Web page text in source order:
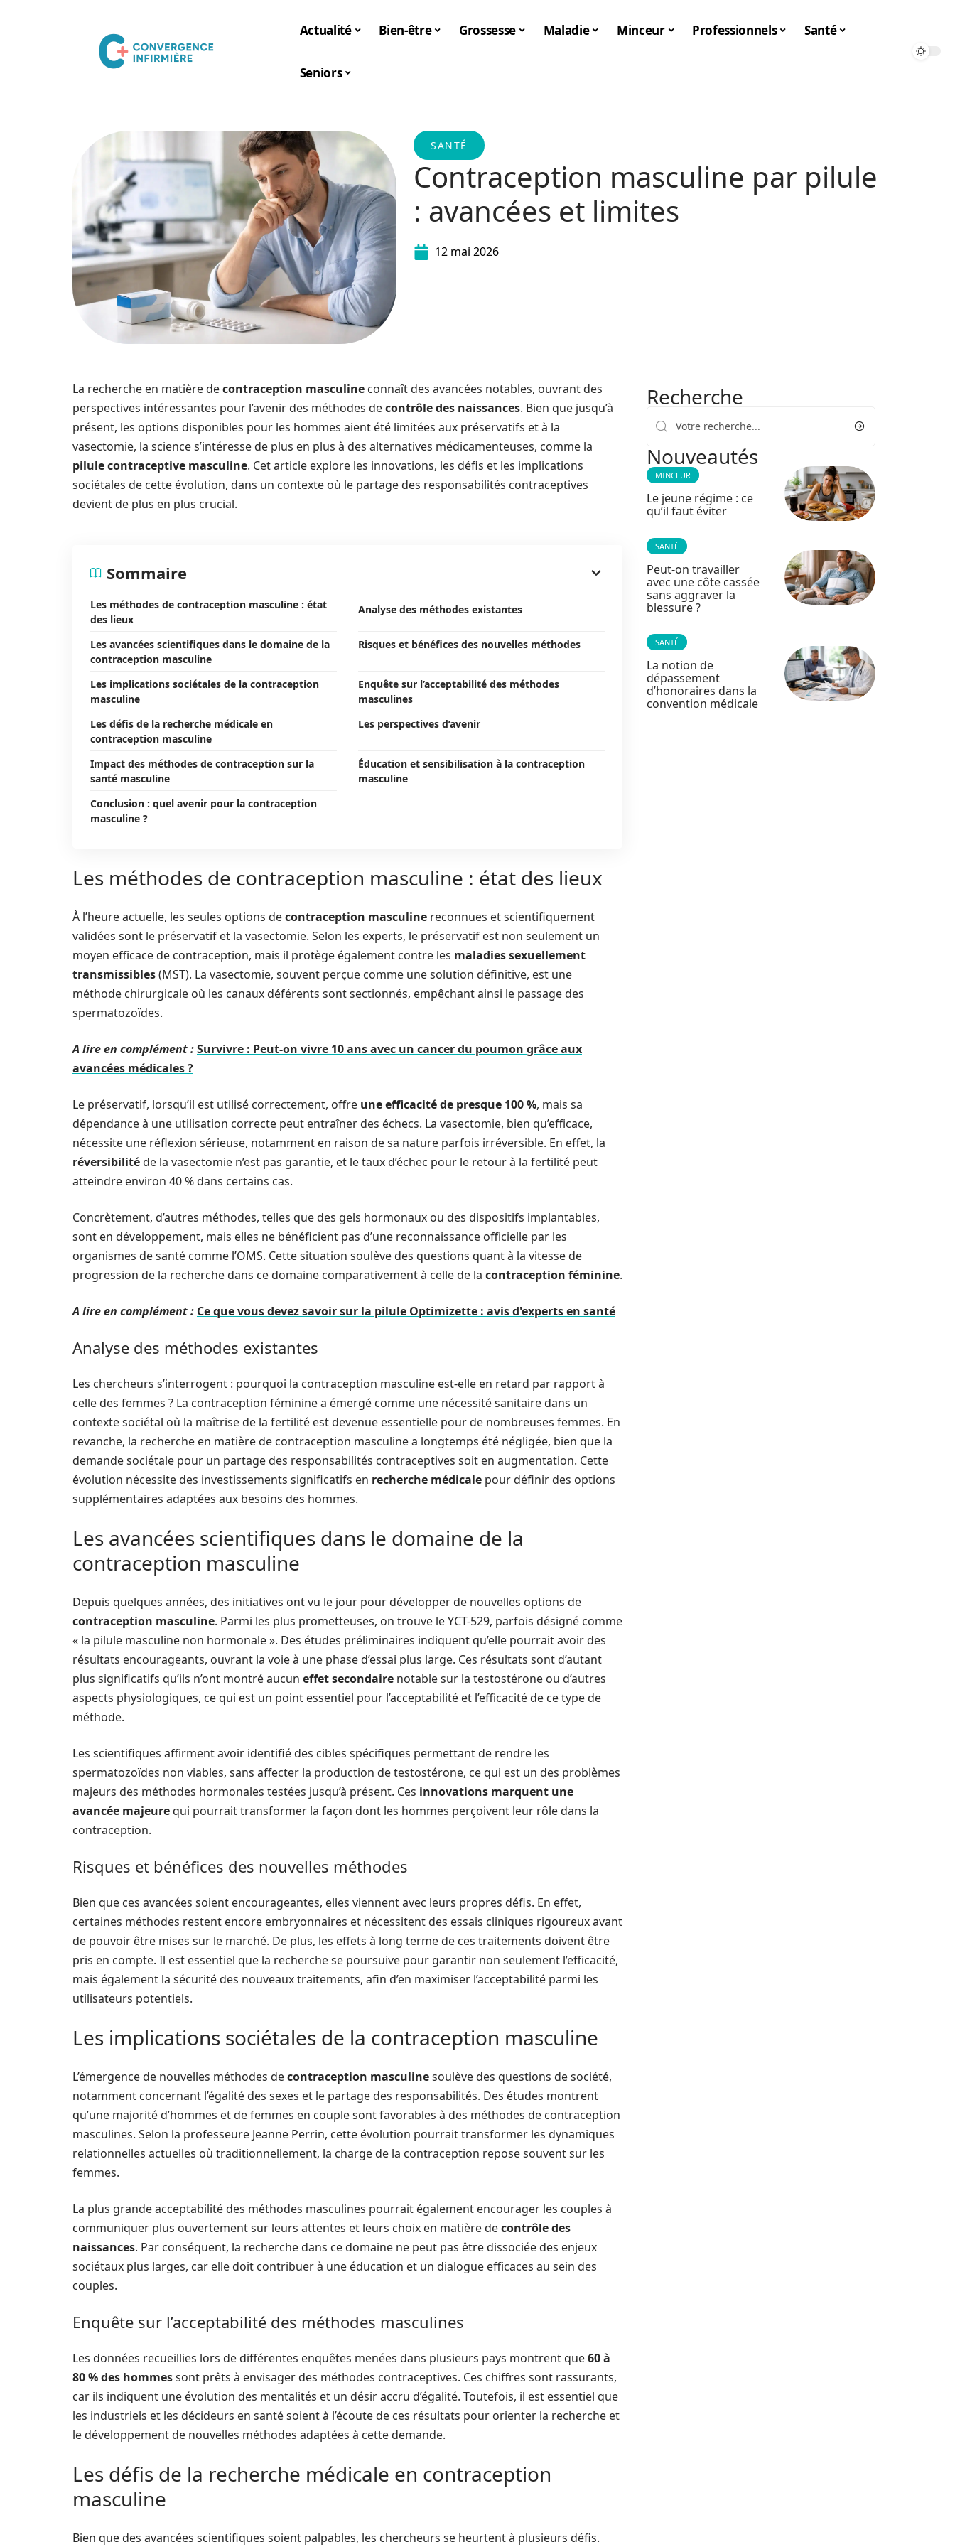
Actualité Bien-être Grossesse Maladie Minceur Professionnels Santé
Seniors
SANTÉ
Contraception masculine par pilule
: avancées et limites
12 mai 2026
La recherche en matière decontraception masculine connaît des avancées notables, ouvrant des
perspectives intéressantes pour l’avenir des méthodes decontrôle des naissances. Bien que jusqu’à
présent, les options disponibles pour les hommes aient été limitées aux préservatifs et à la
vasectomie, la science s’intéresse de plus en plus à des alternatives médicamenteuses, comme la
pilule contraceptive masculine. Cet article explore les innovations, les défis et les implications
sociétales de cette évolution, dans un contexte où le partage des responsabilités contraceptives
devient de plus en plus crucial.
Sommaire
Les méthodes de contraception masculine : état
des lieux
Analyse des méthodes existantes
Les avancées scientifiques dans le domaine de la
contraception masculine
Risques et bénéfices des nouvelles méthodes
Les implications sociétales de la contraception
masculine
Enquête sur l’acceptabilité des méthodes
masculines
Les défis de la recherche médicale en
contraception masculine
Les perspectives d’avenir
Impact des méthodes de contraception sur la
santé masculine
Éducation et sensibilisation à la contraception
masculine
Conclusion : quel avenir pour la contraception
masculine ?
Les méthodes de contraception masculine : état des lieux
À l’heure actuelle, les seules options decontraception masculine reconnues et scientifiquement
validées sont le préservatif et la vasectomie. Selon les experts, le préservatif est non seulement un
moyen efficace de contraception, mais il protège également contre les maladies sexuellement
transmissibles(MST). La vasectomie, souvent perçue comme une solution définitive, est une
méthode chirurgicale où les canaux déférents sont sectionnés, empêchant ainsi le passage des
spermatozoïdes.
A lire en complément :Survivre : Peut-on vivre 10 ans avec un cancer du poumon grâce aux
avancées médicales ?
Le préservatif, lorsqu’il est utilisé correctement, offre une efficacité de presque 100 %, mais sa
dépendance à une utilisation correcte peut entraîner des échecs. La vasectomie, bien qu’efficace,
nécessite une réflexion sérieuse, notamment en raison de sa nature parfois irréversible. En effet, la
réversibilitéde la vasectomie n’est pas garantie, et le taux d’échec pour le retour à la fertilité peut
atteindre environ 40 % dans certains cas.
Concrètement, d’autres méthodes, telles que des gels hormonaux ou des dispositifs implantables,
sont en développement, mais elles ne bénéficient pas d’une reconnaissance officielle par les
organismes de santé comme l’OMS. Cette situation soulève des questions quant à la vitesse de
progression de la recherche dans ce domaine comparativement à celle de la contraception féminine.
A lire en complément : Ce que vous devez savoir sur la pilule Optimizette : avis d'experts en santé
Analyse des méthodes existantes
Les chercheurs s’interrogent : pourquoi la contraception masculine est-elle en retard par rapport à
celle des femmes ? La contraception féminine a émergé comme une nécessité sanitaire dans un
contexte sociétal où la maîtrise de la fertilité est devenue essentielle pour de nombreuses femmes. En
revanche, la recherche en matière de contraception masculine a longtemps été négligée, bien que la
demande sociétale pour un partage des responsabilités contraceptives soit en augmentation. Cette
évolution nécessite des investissements significatifs en recherche médicale pour définir des options
supplémentaires adaptées aux besoins des hommes.
Les avancées scientifiques dans le domaine de la
contraception masculine
Depuis quelques années, des initiatives ont vu le jour pour développer de nouvelles options de
contraception masculine. Parmi les plus prometteuses, on trouve le YCT-529, parfois désigné comme
« la pilule masculine non hormonale ». Des études préliminaires indiquent qu’elle pourrait avoir des
résultats encourageants, ouvrant la voie à une phase d’essai plus large. Ces résultats sont d’autant
plus significatifs qu’ils n’ont montré aucun effet secondaire notable sur la testostérone ou d’autres
aspects physiologiques, ce qui est un point essentiel pour l’acceptabilité et l’efficacité de ce type de
méthode.
Les scientifiques affirment avoir identifié des cibles spécifiques permettant de rendre les
spermatozoïdes non viables, sans affecter la production de testostérone, ce qui est un des problèmes
majeurs des méthodes hormonales testées jusqu’à présent. Ces innovations marquent une
avancée majeurequi pourrait transformer la façon dont les hommes perçoivent leur rôle dans la
contraception.
Risques et bénéfices des nouvelles méthodes
Bien que ces avancées soient encourageantes, elles viennent avec leurs propres défis. En effet,
certaines méthodes restent encore embryonnaires et nécessitent des essais cliniques rigoureux avant
de pouvoir être mises sur le marché. De plus, les effets à long terme de ces traitements doivent être
pris en compte. Il est essentiel que la recherche se poursuive pour garantir non seulement l’efficacité,
mais également la sécurité des nouveaux traitements, afin d’en maximiser l’acceptabilité parmi les
utilisateurs potentiels.
Les implications sociétales de la contraception masculine
L’émergence de nouvelles méthodes decontraception masculinesoulève des questions de société,
notamment concernant l’égalité des sexes et le partage des responsabilités. Des études montrent
qu’une majorité d’hommes et de femmes en couple sont favorables à des méthodes de contraception
masculines. Selon la professeure Jeanne Perrin, cette évolution pourrait transformer les dynamiques
relationnelles actuelles où traditionnellement, la charge de la contraception repose souvent sur les
femmes.
La plus grande acceptabilité des méthodes masculines pourrait également encourager les couples à
communiquer plus ouvertement sur leurs attentes et leurs choix en matière decontrôle des
naissances. Par conséquent, la recherche dans ce domaine ne peut pas être dissociée des enjeux
sociétaux plus larges, car elle doit contribuer à une éducation et un dialogue efficaces au sein des
couples.
Enquête sur l’acceptabilité des méthodes masculines
Les données recueillies lors de différentes enquêtes menées dans plusieurs pays montrent que60 à
80 % des hommessont prêts à envisager des méthodes contraceptives. Ces chiffres sont rassurants,
car ils indiquent une évolution des mentalités et un désir accru d’égalité. Toutefois, il est essentiel que
les industriels et les décideurs en santé soient à l’écoute de ces résultats pour orienter la recherche et
le développement de nouvelles méthodes adaptées à cette demande.
Les défis de la recherche médicale en contraception
masculine
Bien que des avancées scientifiques soient palpables, les chercheurs se heurtent à plusieurs défis.
Recherche
Nouveautés
MINCEUR
Le jeune régime : ce
qu’il faut éviter
SANTÉ
Peut-on travailler
avec une côte cassée
sans aggraver la
blessure ?
SANTÉ
La notion de
dépassement
d’honoraires dans la
convention médicale